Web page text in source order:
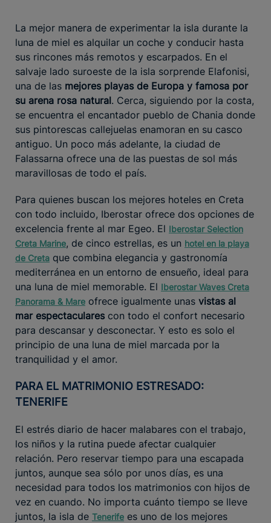
La mejor manera de experimentar la isla durante la
luna de miel es alquilar un coche y conducir hasta
sus rincones más remotos y escarpados. En el
salvaje lado suroeste de la isla sorprende Elafonisi,
una de las mejores playas de Europa y famosa por
su arena rosa natural. Cerca, siguiendo por la costa,
se encuentra el encantador pueblo de Chania donde
sus pintorescas callejuelas enamoran en su casco
antiguo. Un poco más adelante, la ciudad de
Falassarna ofrece una de las puestas de sol más
maravillosas de todo el país.
Para quienes buscan los mejores hoteles en Creta
con todo incluido, Iberostar ofrece dos opciones de
excelencia frente al mar Egeo. El Iberostar Selection
Creta Marine, de cinco estrellas, es un hotel en la playa
de Creta que combina elegancia y gastronomía
mediterránea en un entorno de ensueño, ideal para
una luna de miel memorable. El Iberostar Waves Creta
Panorama & Mare ofrece igualmente unas vistas al
mar espectaculares con todo el confort necesario
para descansar y desconectar. Y esto es solo el
principio de una luna de miel marcada por la
tranquilidad y el amor.
PARA EL MATRIMONIO ESTRESADO:
TENERIFE
El estrés diario de hacer malabares con el trabajo,
los niños y la rutina puede afectar cualquier
relación. Pero reservar tiempo para una escapada
juntos, aunque sea sólo por unos días, es una
necesidad para todos los matrimonios con hijos de
vez en cuando. No importa cuánto tiempo se lleve
juntos, la isla de Tenerife es uno de los mejores